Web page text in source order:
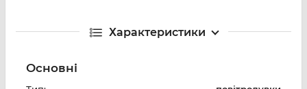
Характеристики
Основні